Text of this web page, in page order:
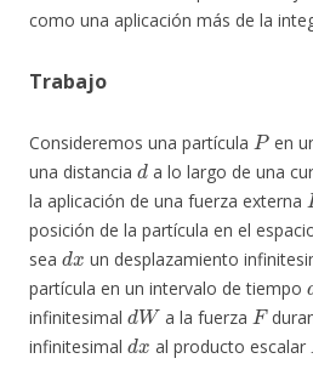
como una aplicación más de la
Trabajo
Consideremos una partícula
P
en
una distancia
d
a lo largo de una
la aplicación de una fuerza externa
posición de la partícula en el
sea
dx
un desplazamiento
partícula en un intervalo de tiempo
infinitesimal
dW
a la fuerza
F
infinitesimal
dx
al producto escalar